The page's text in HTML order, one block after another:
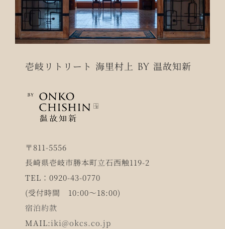
壱岐リトリート 海里村上 BY 温故知新
〒811-5556
長崎県壱岐市勝本町立石西触119-2
TEL：0920-43-0770
(受付時間 10:00～18:00)
宿泊約款
MAIL:iki@okcs.co.jp